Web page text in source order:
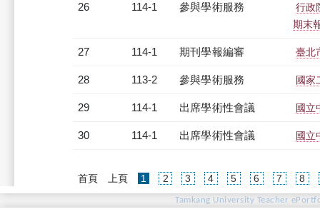
26 114-1 參與學術服務
行政
期末
27 114-1 期刊學報編審 臺北
28 113-2 參與學術服務 國家
29 114-1 出席學術性會議 國立
30 114-1 出席學術性會議 國立
首頁 上頁 1 (current)
2 3 4 5 6 7 8
Tamkang University Teacher